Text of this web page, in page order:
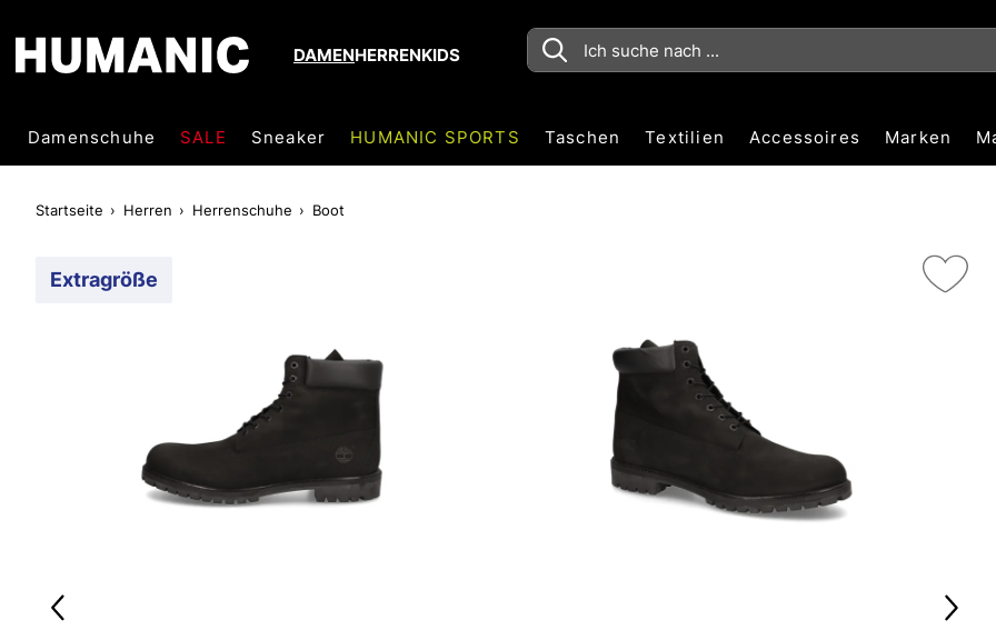
DAMENHERRENKIDS
Damenschuhe SALE Sneaker HUMANIC SPORTS Taschen Textilien Accessoires Marken
Startseite Herren Herrenschuhe Boot
Extragröße